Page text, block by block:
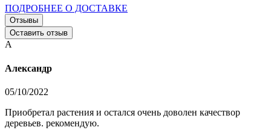
ПОДРОБНЕЕ О ДОСТАВКЕ
Отзывы
Оставить отзыв
А
Александр
05/10/2022
Приобретал растения и остался очень доволен качествор
деревьев. рекомендую.